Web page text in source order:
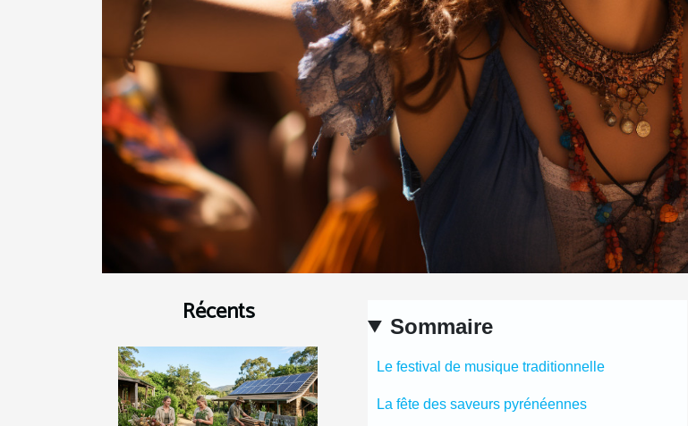
Récents Sommaire
Le festival de musique traditionnelle
La fête des saveurs pyrénéennes